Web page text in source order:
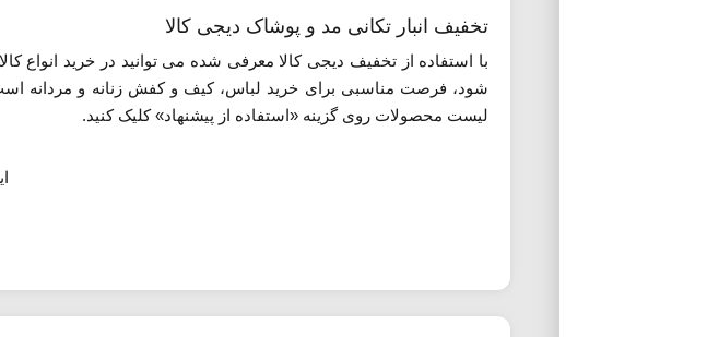
تخفیف انبار تکانی مد و پوشاک دیجی کالا
با استفاده از تخفیف دیجی کالا معرفی شده می توانید در خرید انواع
شود، فرصت مناسبی برای خرید لباس، کیف و کفش زنانه و مردانه
لیست محصولات روی گزینه «استفاده از پیشنهاد» کلیک کنید.